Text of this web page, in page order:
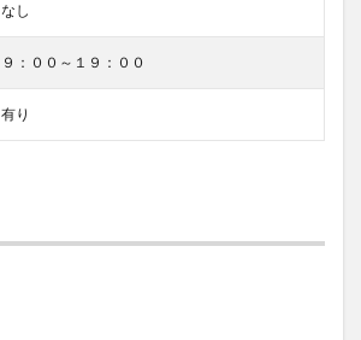
なし
９：００～１９：００
有り